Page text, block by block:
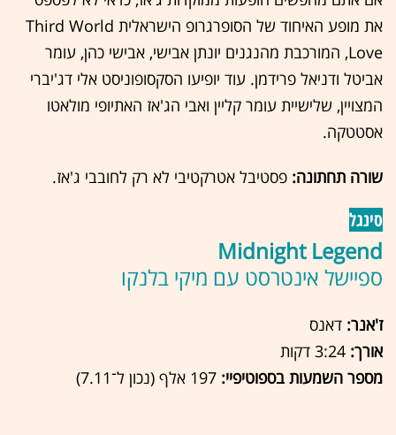
את מופע האיחוד של הסופרגרופ הישראלית Third World
Love, המורכבת מהנגנים יונתן אבישי, אבישי כהן, עומר
אביטל ודניאל פרידמן. עוד יופיעו הסקסופוניסט אלי דג'יברי
המצויין, שלישיית עומר קליין ואבי הג'אז האתיופי מולאטו
אסטטקה.
שורה תחתונה: פסטיבל אטרקטיבי לא רק לחובבי ג'אז.
סינגל
Midnight Legend
ספיישל אינטרסט עם מיקי בלנקו
ז'אנר: דאנס
אורך:
מספר השמעות בספוטיפיי: 197 אלף (נכון ל־7.11)